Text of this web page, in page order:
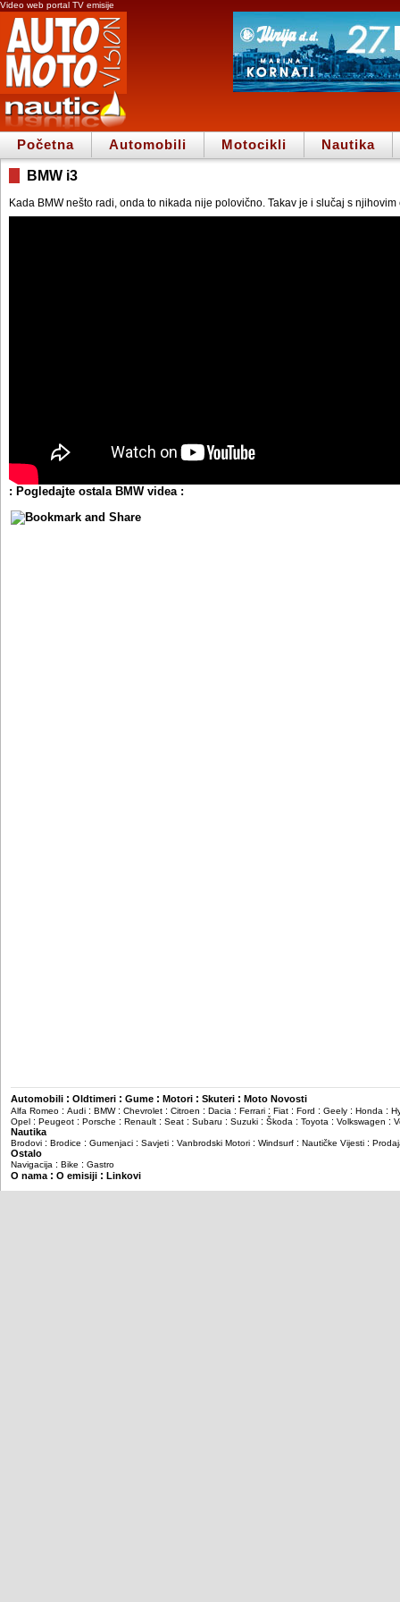
Video web portal TV emisije
Početna Automobili Motocikli Nautika
BMW i3
Kada BMW nešto radi, onda to nikada nije polovično. Takav je i slučaj s njihovim
: Pogledajte ostala BMW videa :
Automobili : Oldtimeri : Gume : Motori : Skuteri : Moto Novosti
Alfa Romeo : Audi : BMW: Chevrolet : Citroen : Dacia : Ferrari : Fiat : Ford : Geely : Honda :
Opel : Peugeot : Porsche : Renault : Seat : Subaru : Suzuki : Škoda : Toyota : Volkswagen :
Nautika
Brodovi : Brodice : Gumenjaci : Savjeti : Vanbrodski Motori : Windsurf : Nautičke Vijesti :
Ostalo
Navigacija : Bike : Gastro
O nama: O emisiji : Linkovi